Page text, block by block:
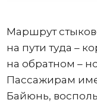
Маршрут
на пути туда –
на обратном –
Пассажирам
Байюнь,